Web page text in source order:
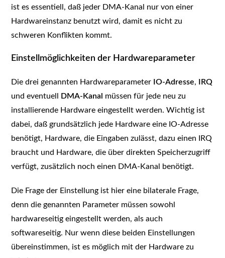
ist es essentiell, daß jeder DMA-Kanal nur von einer
Hardwareinstanz benutzt wird, damit es nicht zu
schweren Konflikten kommt.
Einstellmöglichkeiten der Hardwareparameter
Die drei genannten Hardwareparameter IO-Adresse,
IRQ
und eventuell
DMA-Kanal
müssen für jede neu zu
installierende Hardware eingestellt werden. Wichtig ist
dabei, daß grundsätzlich jede Hardware eine IO-Adresse
benötigt, Hardware, die Eingaben zulässt, dazu einen IRQ
braucht und Hardware, die über direkten Speicherzugriff
verfügt, zusätzlich noch einen DMA-Kanal benötigt.
Die Frage der Einstellung ist hier eine bilaterale Frage,
denn die genannten Parameter müssen sowohl
hardwareseitig eingestellt werden, als auch
softwareseitig. Nur wenn diese beiden Einstellungen
übereinstimmen, ist es möglich mit der Hardware zu